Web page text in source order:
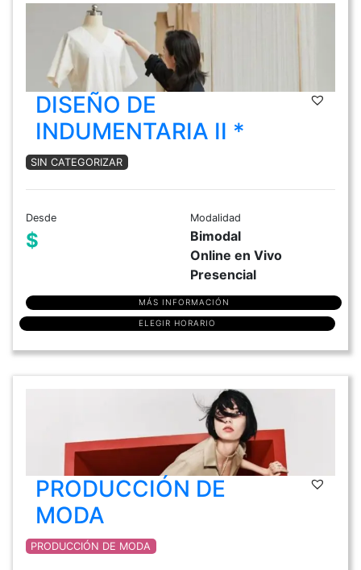
DISEÑO DE
INDUMENTARIA II *
SIN CATEGORIZAR
Desde
$
Modalidad
Bimodal
Online en Vivo
Presencial
MÁS INFORMACIÓN
ELEGIR HORARIO
PRODUCCIÓN DE
MODA
PRODUCCIÓN DE MODA